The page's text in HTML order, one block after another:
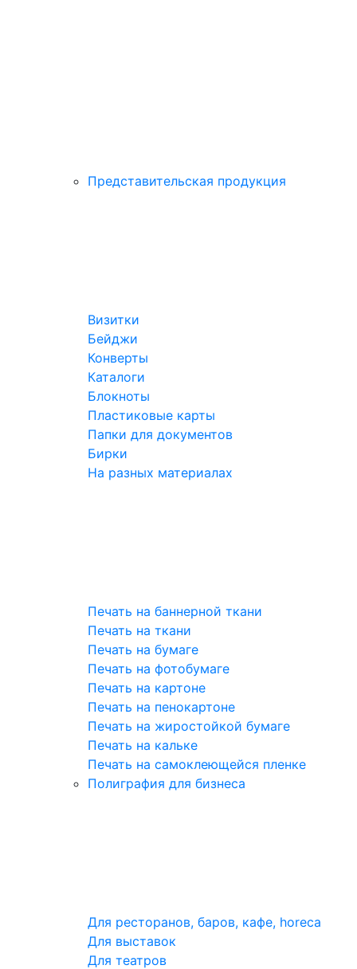
Представительская продукция
Визитки
Бейджи
Конверты
Каталоги
Блокноты
Пластиковые карты
Папки для документов
Бирки
На разных материалах
Печать на баннерной ткани
Печать на ткани
Печать на бумаге
Печать на фотобумаге
Печать на картоне
Печать на пенокартоне
Печать на жиростойкой бумаге
Печать на кальке
Печать на самоклеющейся пленке
Полиграфия для бизнеса
Для ресторанов, баров, кафе, horeca
Для выставок
Для театров